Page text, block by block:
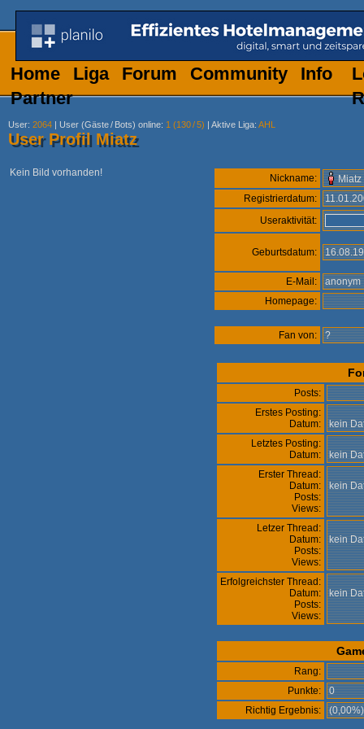
Home Liga Forum Community
Info
Partner
User: 2064 | User (Gäste/ Bots) online: 1 (130/5) | Aktive Liga: AHL
User Profil Miatz
Kein Bild vorhanden! Nickname:
Miatz
Registrierdatum:
Useraktivität:
Geburtsdatum:
E-Mail:
Homepage:
Fan von: ?
Posts:
Erstes Posting:
Datum:
kein
Letztes Posting:
Datum:
kein
Erster Thread:
Datum:
Posts:
Views:
kein
Letzer Thread:
Datum:
Posts:
Views:
kein
Erfolgreichster Thread:
Datum:
Posts:
Views:
kein
Rang:
Punkte:
0
Richtig Ergebnis: